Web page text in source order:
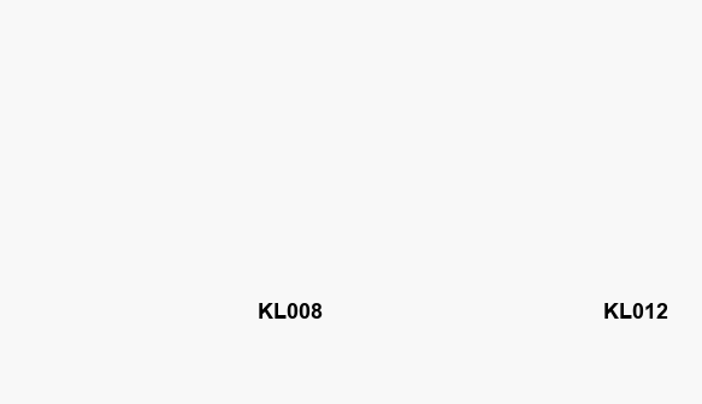
KL008 KL012